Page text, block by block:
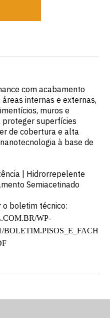
com acabamento
internas e externas,
muros e
proteger superfícies
de cobertura e alta
à base de
| Hidrorrepelente
Semiacetinado
o boletim técnico:
WP-
BOLETIM.PISOS_E_FACH